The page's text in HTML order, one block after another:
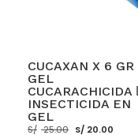
CUCAXAN X 6 GR ǀ
GEL
CUCARACHICIDA ǀ
INSECTICIDA EN
GEL
S/ 25.00 El
S/ 20.00